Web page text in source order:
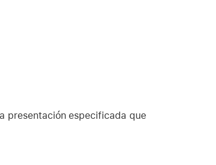
presentación especificada que